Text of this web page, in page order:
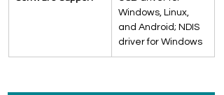
Windows, Linux,
and Android; NDIS
driver for Windows